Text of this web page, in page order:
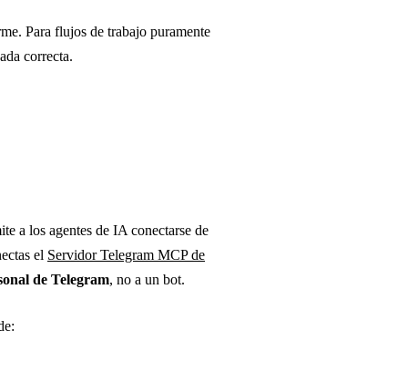
Para flujos de trabajo puramente
correcta.
a los agentes de IA conectarse de
el Servidor Telegram MCP de
de Telegram, no a un bot.